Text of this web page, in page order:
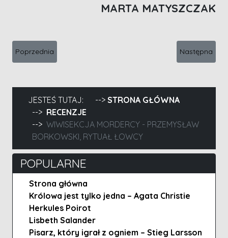
MARTA MATYSZCZAK
Poprzednia strona: Agent w opałach - Morten Storm, Paul
Poprzednia Następna
Następna
JESTEŚ TUTAJ:
STRONA GŁÓWNA
RECENZJE
WIWISEKCJA MORDERCY - PRZEMYSŁAW
BORKOWSKI, RYTUAŁ ŁOWCY
POPULARNE
Strona główna
Królowa jest tylko jedna – Agata Christie
Herkules Poirot
Lisbeth Salander
Pisarz, który igrał z ogniem – Stieg Larsson